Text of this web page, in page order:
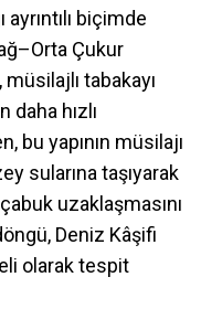
ayrıntılı biçimde
Çukur
tabakayı
hızlı
bu yapının müsilajı
sularına taşıyarak
uzaklaşmasını
Deniz Kâşifi
olarak tespit